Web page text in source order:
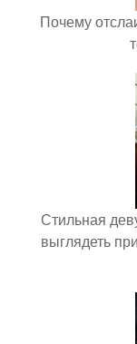
Почему
Стильная
выглядеть